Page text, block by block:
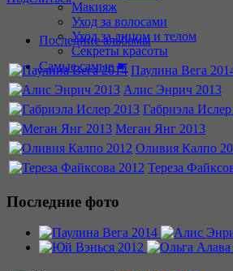
Макияж
Уход за волосами
Уход за лицом и телом
Секреты красоты
Самые самые ☛
Последние альбомы
Паулина Вега
Алис Энрич 2013
Габриэла
Меган Янг 2013
Оливия Калпо
Тереза
Последние фото